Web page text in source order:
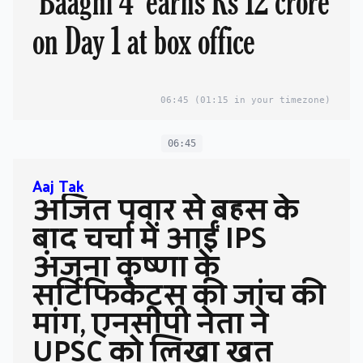
on Day 1 at box office
06:45 (01:15 in your timezone)
06:45
Aaj Tak
अजित पवार से बहस के
बाद चर्चा में आईं IPS
अंजना कृष्णा के
सर्टिफिकेट्स की जांच की
मांग, एनसीपी नेता ने
UPSC को लिखा खत